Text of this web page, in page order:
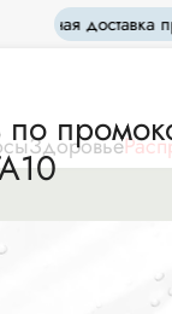
доставка
Здоровье